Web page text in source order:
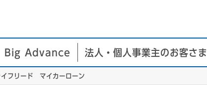
Big Advance 法人・個人事業主のお客さま
イフリード マイカーローン